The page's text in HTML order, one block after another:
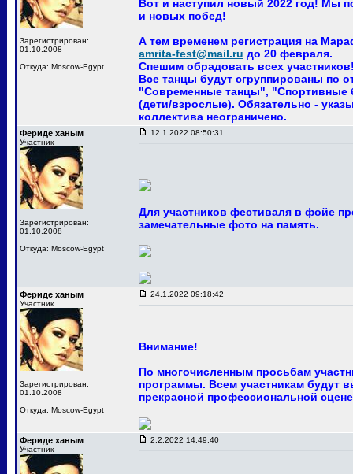
Зарегистрирован:
01.10.2008
Откуда: Moscow-Egypt
Вот и наступил новый 2022 год! Мы
и новых побед!
А тем временем регистрация на
amrita-fest@mail.ru до 20 февраля.
Спешим обрадовать всех
Все танцы будут сгруппированы по
"Современные танцы", "Спортивные
(дети/взрослые). Обязательно -
коллектива неограничено.
Фериде ханым
Участник
Зарегистрирован:
01.10.2008
Откуда: Moscow-Egypt
12.1.2022 08:50:31
Для участников фестиваля в фойе
замечательные фото на память.
Фериде ханым
Участник
Зарегистрирован:
01.10.2008
Откуда: Moscow-Egypt
24.1.2022 09:18:42
Внимание!
По многочисленным просьбам
программы. Всем участникам будут
прекрасной профессиональной
Фериде ханым
Участник
2.2.2022 14:49:40